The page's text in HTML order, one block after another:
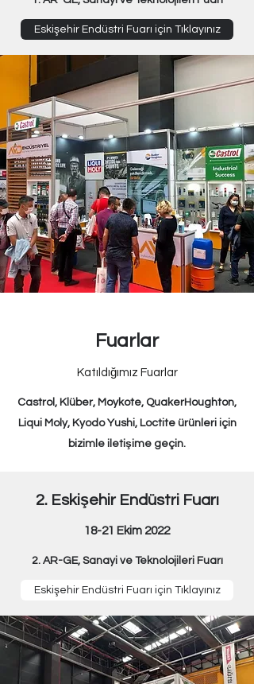
Eskişehir Endüstri Fuarı için Tıklayınız
Fuarlar
Katıldığımız Fuarlar
Castrol, Klüber, Moykote, QuakerHoughton,
Liqui Moly, Kyodo Yushi, Loctite ürünleri için
bizimle iletişime geçin.
2. Eskişehir Endüstri Fuarı
18-21 Ekim 2022
2. AR-GE, Sanayi ve Teknolojileri Fuarı
Eskişehir Endüstri Fuarı için Tıklayınız